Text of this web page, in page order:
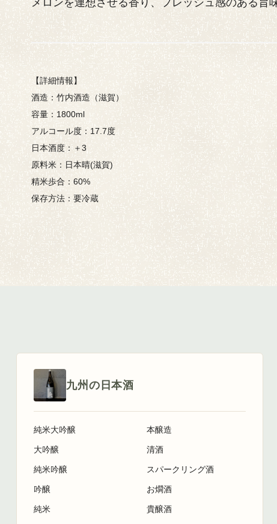
メロンを連想させる香り、フレッシュ感のある旨
【詳細情報】
酒造：竹内酒造（滋賀）
容量：1800ml
アルコール度：17.7度
日本酒度：＋3
原料米：日本晴(滋賀)
精米歩合：60%
保存方法：要冷蔵
九州の日本酒
純米大吟醸
大吟醸
純米吟醸
吟醸
純米
本醸造
清酒
スパークリング酒
お燗酒
貴醸酒